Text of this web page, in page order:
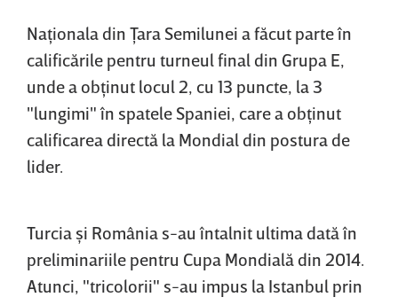
Naţionala din Ţara Semilunei a făcut parte în
calificările pentru turneul final din Grupa E,
unde a obţinut locul 2, cu 13 puncte, la 3
"lungimi" în spatele Spaniei, care a obţinut
calificarea directă la Mondial din postura de
lider.
Turcia şi România s-au întalnit ultima dată în
preliminariile pentru Cupa Mondială din 2014.
Atunci, "tricolorii" s-au impus la Istanbul prin